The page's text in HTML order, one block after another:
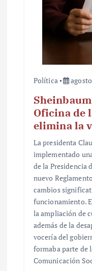
Política
Oficina de
elimina la
La presidenta
implementado
de la Presidencia
nuevo
cambios
funcionamiento.
la ampliación de
además de la
vocería del
formaba parte de
Comunicación